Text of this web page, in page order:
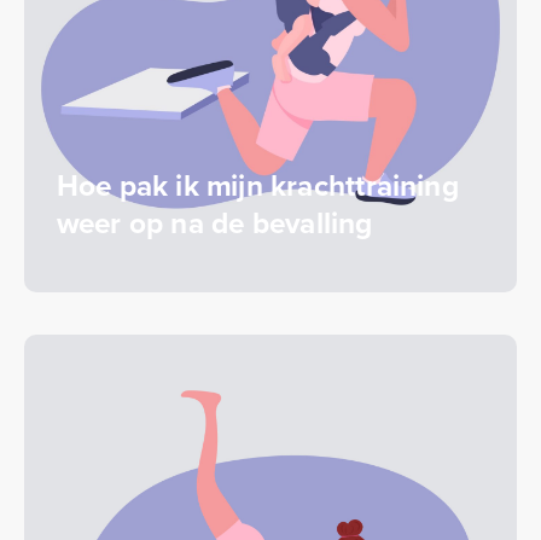
Hoe pak ik mijn krachttraining
weer op na de bevalling